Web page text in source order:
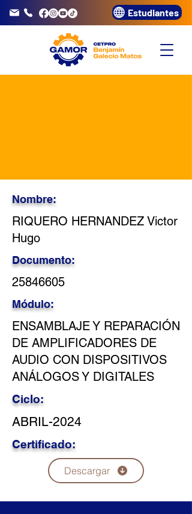
3320072 Estudiantes
Nombre:
RIQUERO HERNANDEZ Victor
Hugo
Documento:
25846605
Módulo:
ENSAMBLAJE Y REPARACIÓN
DE AMPLIFICADORES DE
AUDIO CON DISPOSITIVOS
ANÁLOGOS Y DIGITALES
Ciclo:
ABRIL-2024
Certificado:
Descargar